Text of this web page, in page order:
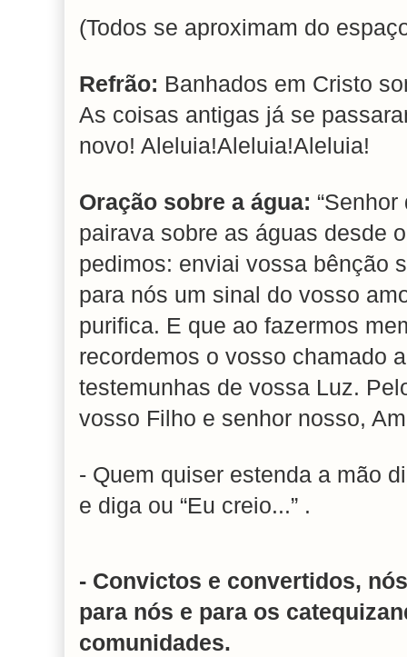
(Todos se aproximam do
Refrão: Banhados em Cristo
As coisas antigas já se
novo! Aleluia!Aleluia!Aleluia!
Oração sobre a água:
pairava sobre as águas desde
pedimos: enviai vossa bênção
para nós um sinal do vosso
purifica. E que ao fazermos
recordemos o vosso chamado
testemunhas de vossa Luz.
vosso Filho e senhor nosso,
- Quem quiser estenda a mão
e diga ou “Eu creio...” .
- Convictos e convertidos,
para nós e para os
comunidades.